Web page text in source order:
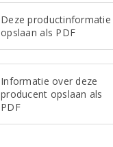
Deze productinformatie
opslaan als PDF
Informatie over deze
producent opslaan als
PDF